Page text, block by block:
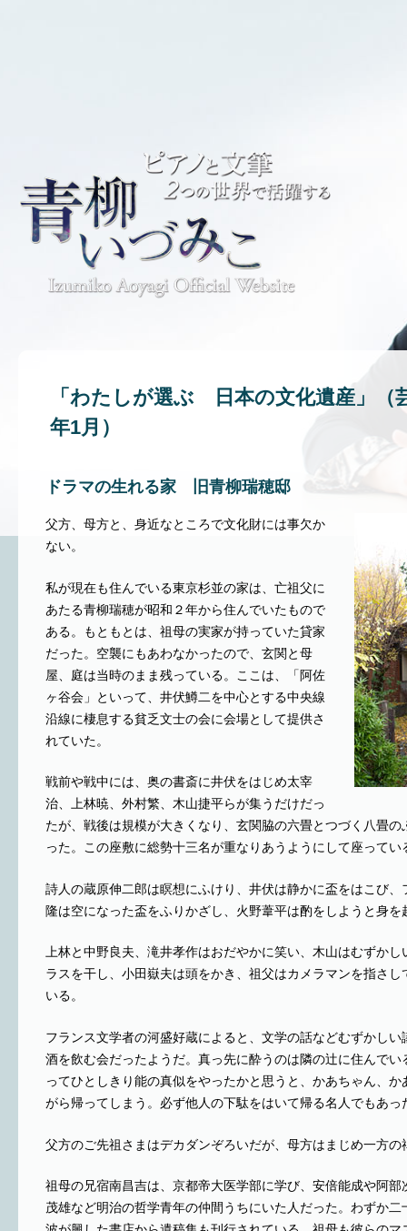
「わたしが選ぶ 日本の文化遺産」（
年1月）
ドラマの生れる家 旧青柳瑞穂邸
父方、母方と、身近なところで文化財には事欠か
ない。
私が現在も住んでいる東京杉並の家は、亡祖父に
あたる青柳瑞穂が昭和２年から住んでいたもので
ある。もともとは、祖母の実家が持っていた貸家
だった。空襲にもあわなかったので、玄関と母
屋、庭は当時のまま残っている。ここは、「阿佐
ヶ谷会」といって、井伏鱒二を中心とする中央線
沿線に棲息する貧乏文士の会に会場として提供さ
れていた。
戦前や戦中には、奥の書斎に井伏をはじめ太宰
治、上林暁、外村繁、木山捷平らが集うだけだっ
たが、戦後は規模が大きくなり、玄関脇の六畳とつづく八畳の
った。この座敷に総勢十三名が重なりあうようにして座ってい
詩人の蔵原伸二郎は瞑想にふけり、井伏は静かに盃をはこび、
隆は空になった盃をふりかざし、火野葦平は酌をしようと身を
上林と中野良夫、滝井孝作はおだやかに笑い、木山はむずかし
ラスを干し、小田嶽夫は頭をかき、祖父はカメラマンを指さし
いる。
フランス文学者の河盛好蔵によると、文学の話などむずかしい
酒を飲む会だったようだ。真っ先に酔うのは隣の辻に住んでい
ってひとしきり能の真似をやったかと思うと、かあちゃん、
がら帰ってしまう。必ず他人の下駄をはいて帰る名人でもあっ
父方のご先祖さまはデカダンぞろいだが、母方はまじめ一方の
祖母の兄宿南昌吉は、京都帝大医学部に学び、安倍能成や阿部
茂雄など明治の哲学青年の仲間うちにいた人だった。わずか二